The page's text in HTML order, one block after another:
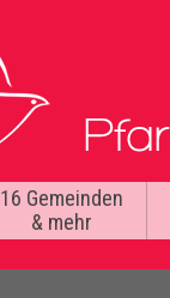
16 Gemeinden
& mehr